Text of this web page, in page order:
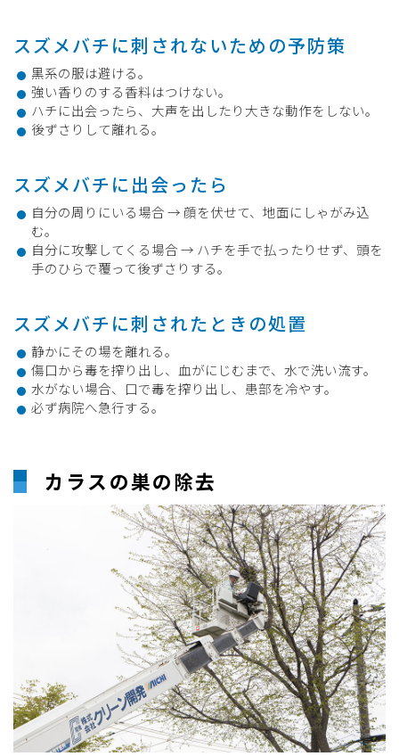
スズメバチに刺されないための予防策
黒系の服は避ける。
強い香りのする香料はつけない。
ハチに出会ったら、大声を出したり大きな動作をしない。
後ずさりして離れる。
スズメバチに出会ったら
自分の周りにいる場合 → 顔を伏せて、地面にしゃがみ込
む。
自分に攻撃してくる場合 → ハチを手で払ったりせず、頭を
手のひらで覆って後ずさりする。
スズメバチに刺されたときの処置
静かにその場を離れる。
傷口から毒を搾り出し、血がにじむまで、水で洗い流す。
水がない場合、口で毒を搾り出し、患部を冷やす。
必ず病院へ急行する。
カラスの巣の除去